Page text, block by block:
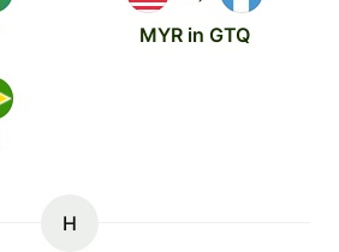
MYR in GTQ
H